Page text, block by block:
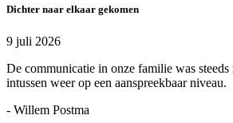
Dichter naar elkaar gekomen
9 juli 2026
De communicatie in onze familie was
intussen weer op een aanspreekbaar niveau.
- Willem Postma